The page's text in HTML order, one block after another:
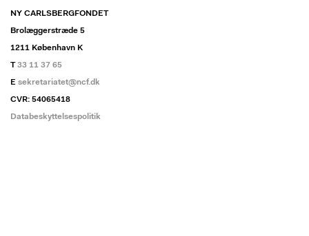
NY CARLSBERGFONDET
Brolæggerstræde 5
1211 København K
T33 11 37 65
E sekretariatet@ncf.dk
CVR: 54065418
Databeskyttelsespolitik